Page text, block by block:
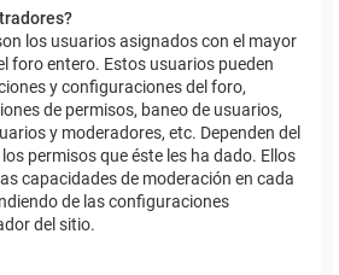
los usuarios asignados con el mayor
foro entero. Estos usuarios pueden
y configuraciones del foro,
de permisos, baneo de usuarios,
y moderadores, etc. Dependen del
permisos que éste les ha dado. Ellos
capacidades de moderación en cada
de las configuraciones
del sitio.